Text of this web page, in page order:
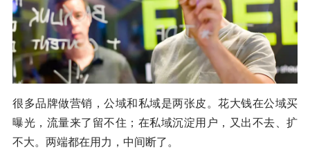
很多品牌做营销，公域和私域是两张皮。花大钱在公域买
曝光，流量来了留不住；在私域沉淀用户，又出不去、扩
不大。两端都在用力，中间断了。